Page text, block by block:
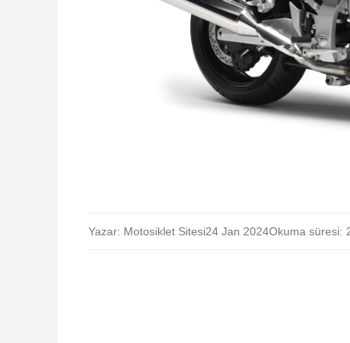
Yazar: Motosiklet Sitesi24 Jan 2024Okuma süresi: